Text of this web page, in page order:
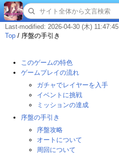
Last-modified: 2026-04-30 (木) 11:47:45
Top / 序盤の手引き
このゲームの特色
ゲームプレイの流れ
ガチャでレイヤーを入手
イベントに挑戦
ミッションの達成
序盤の手引き
序盤攻略
オートについて
周回について